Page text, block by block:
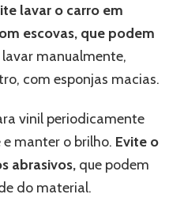
lavar o carro em
escovas, que podem
lavar manualmente,
com esponjas macias.
vinil periodicamente
manter o brilho. Evite o
abrasivos, que podem
do material.